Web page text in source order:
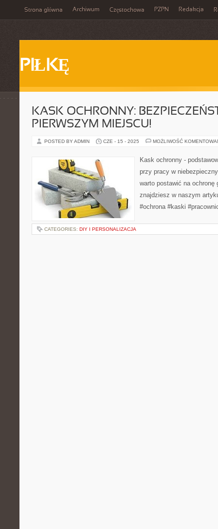
Strona główna Archiwum Częstochowa PZPN Redakcja
PIŁKĘ
KASK OCHRONNY:
PIERWSZYM MIEJSCU!
POSTED BY ADMIN CZE - 15 - 2025 MOŻLIWOŚĆ
Kask ochronny -
przy pracy w
warto postawić na ochronę
znajdziesz w naszym
#ochrona #kaski
CATEGORIES: DIY I PERSONALIZACJA